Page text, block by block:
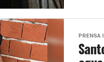
PRENSA